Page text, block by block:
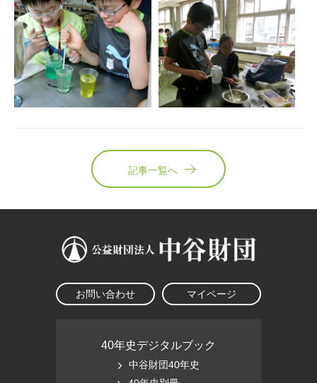
記事一覧へ
お問い合わせ マイページ
40年史デジタルブック
中谷財団40年史